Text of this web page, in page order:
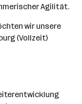
Agilität.
wir unsere
(Vollzeit)